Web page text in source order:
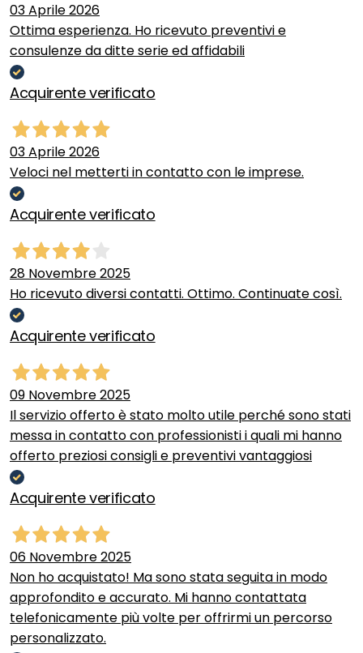
03 Aprile 2026
Ottima esperienza. Ho ricevuto preventivi e
consulenze da ditte serie ed affidabili
Acquirente verificato
03 Aprile 2026
Veloci nel metterti in contatto con le imprese.
Acquirente verificato
28 Novembre 2025
Ho ricevuto diversi contatti. Ottimo. Continuate così.
Acquirente verificato
09 Novembre 2025
Il servizio offerto è stato molto utile perché sono stati
messa in contatto con professionisti i quali mi hanno
offerto preziosi consigli e preventivi vantaggiosi
Acquirente verificato
06 Novembre 2025
Non ho acquistato! Ma sono stata seguita in modo
approfondito e accurato. Mi hanno contattata
telefonicamente più volte per offrirmi un percorso
personalizzato.